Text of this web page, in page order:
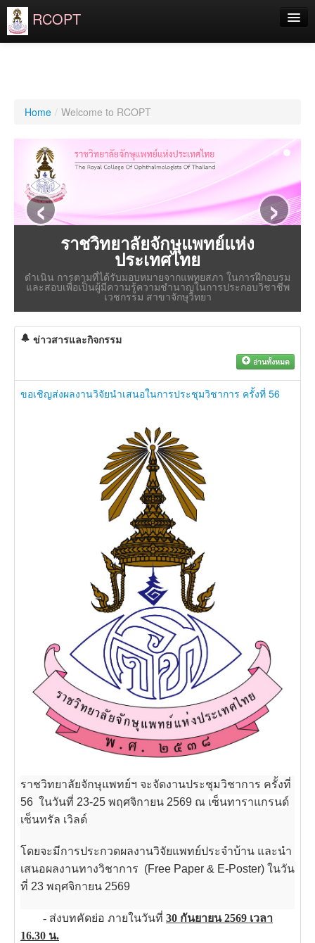
RCOPT
สำหรับประชาชน
สำหรับจักษุแพทย์
แพทย์ประจำบ้าน
แพทย์ประจำบ้านต่อยอด
Login
Home / Welcome to RCOPT
ราชวิทยาลัยจักษุแพทย์แห่ง
ประเทศไทย
ดำเนิน การตามที่ได้รับมอบหมายจากแพทยสภา ในการฝึกอบรม
และสอบเพื่อเป็นผู้มีความรู้ความชำนาญในการประกอบวิชาชีพ
เวชกรรม สาขาจักษุวิทยา
‹ ›
ข่าวสารและกิจกรรม
อ่านทั้งหมด
ขอเชิญส่งผลงานวิจัยนำเสนอในการประชุมวิชาการ ครั้งที่ 56
ราชวิทยาลัยจักษุแพทย์ฯ จะจัดงานประชุมวิชาการ ครั้งที่
56 ในวันที่ 23-25 พฤศจิกายน 2569 ณ เซ็นทาราแกรนด์
เซ็นทรัล เวิลด์
โดยจะมีการประกวดผลงานวิจัยแพทย์ประจำบ้าน และนำ
เสนอผลงานทางวิชาการ (Free Paper & E-Poster) ในวัน
ที่ 23 พฤศจิกายน 2569
- ส่งบทคัดย่อ ภายในวันที่ 30 กันยายน 2569 เวลา
16.30 น.